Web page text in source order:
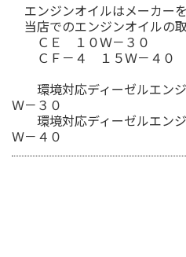
エンジンオイルはメーカー
当店でのエンジンオイルの
ＣＥ １０Ｗ－３０
ＣＦ－４ １５Ｗ－４０
環境対応ディーゼルエ
Ｗ－３０
環境対応ディーゼルエ
Ｗ－４０